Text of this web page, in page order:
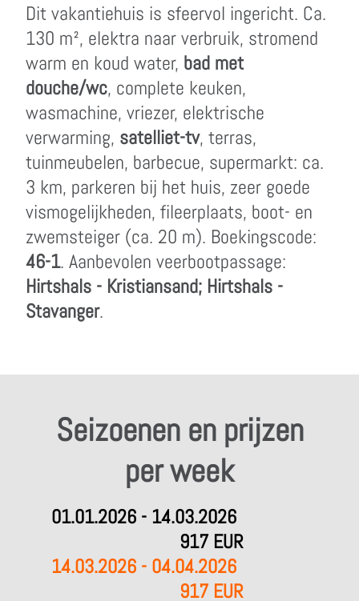
Dit vakantiehuis is sfeervol ingericht. Ca.
130 m², elektra naar verbruik, stromend
warm en koud water, bad met
douche/wc, complete keuken,
wasmachine, vriezer, elektrische
verwarming, satelliet-tv, terras,
tuinmeubelen, barbecue, supermarkt: ca.
3 km, parkeren bij het huis, zeer goede
vismogelijkheden, fileerplaats, boot- en
zwemsteiger (ca. 20 m). Boekingscode:
46-1. Aanbevolen veerbootpassage:
Hirtshals - Kristiansand; Hirtshals -
Stavanger.
Seizoenen en prijzen
per week
01.01.2026 - 14.03.2026
917 EUR
14.03.2026 - 04.04.2026
917 EUR